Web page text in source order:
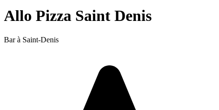
Allo Pizza Saint Denis
Bar à Saint-Denis